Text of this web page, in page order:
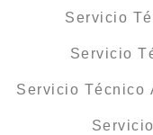
Servicio
Servicio
Servicio Técnico